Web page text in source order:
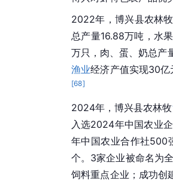
2022年，博兴县农林牧
总产量16.88万吨，水
万只，肉、蛋、奶总产
渔业经济产值实现30
[68]
2024年，博兴县农林牧
入选2024年中国农业
年中国农业合作社500
个。3家企业被命名为
饲料重点企业；成功创